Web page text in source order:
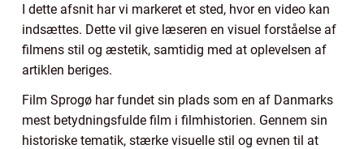
I dette afsnit har vi markeret et sted, hvor en video kan
indsættes. Dette vil give læseren en visuel forståelse af
filmens stil og æstetik, samtidig med at oplevelsen af
artiklen beriges.
Film Sprogø har fundet sin plads som en af Danmarks
mest betydningsfulde film i filmhistorien. Gennem sin
historiske tematik, stærke visuelle stil og evnen til at